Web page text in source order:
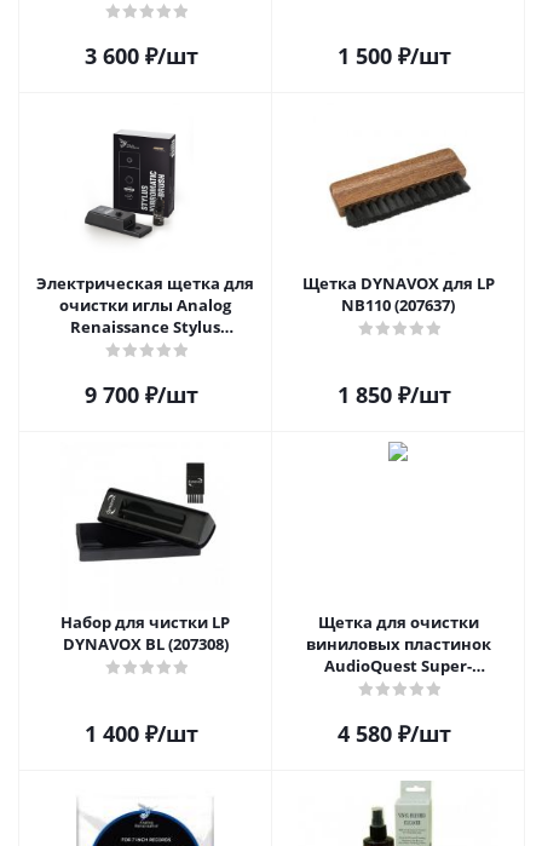
3 600₽/шт 1 500₽/шт
Электрическая щетка для
очистки иглы Analog
Renaissance Stylus
Vibromatic Pro-Brush
9 700₽/шт
Щетка DYNAVOX для LP
NB110 (207637)
1 850₽/шт
Набор для чистки LP
DYNAVOX BL (207308)
1 400₽/шт
Щетка для очистки
виниловых пластинок
AudioQuest Super-
Conductive Anti-Static
4 580₽/шт